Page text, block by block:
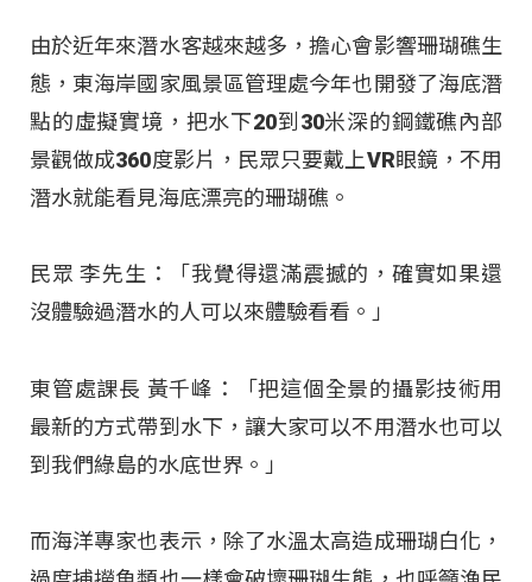
由於近年來潛水客越來越多，擔心會影響珊瑚礁生
態，東海岸國家風景區管理處今年也開發了海底潛
點的虛擬實境，把水下20到30米深的鋼鐵礁內部
景觀做成360度影片，民眾只要戴上VR眼鏡，不用
潛水就能看見海底漂亮的珊瑚礁。
民眾 李先生：「我覺得還滿震撼的，確實如果還
沒體驗過潛水的人可以來體驗看看。」
東管處課長 黃千峰：「把這個全景的攝影技術用
最新的方式帶到水下，讓大家可以不用潛水也可以
到我們綠島的水底世界。」
而海洋專家也表示，除了水溫太高造成珊瑚白化，